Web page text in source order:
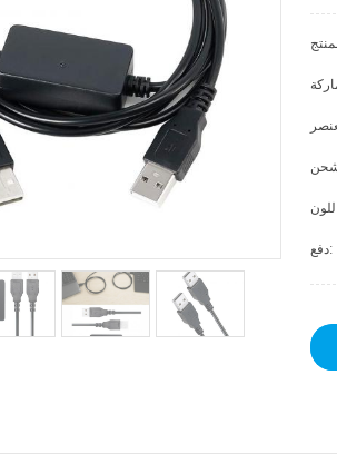
دفع: